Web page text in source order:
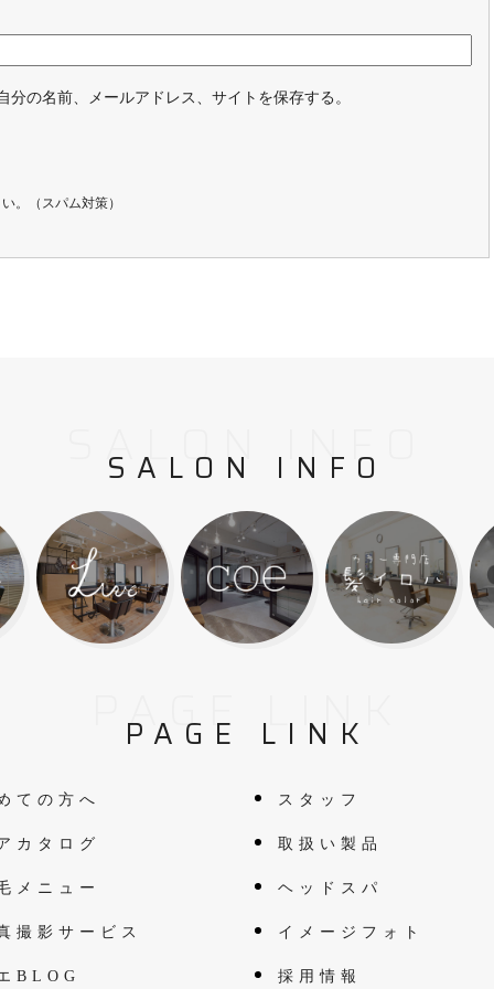
の名前、メールアドレス、サイトを保存する。
。（スパム対策）
SALON INFO
SALON INFO
PAGE LINK
PAGE LINK
ての方へ スタッフ
カタログ 取扱い製品
メニュー ヘッドスパ
撮影サービス イメージフォト
BLOG 採用情報